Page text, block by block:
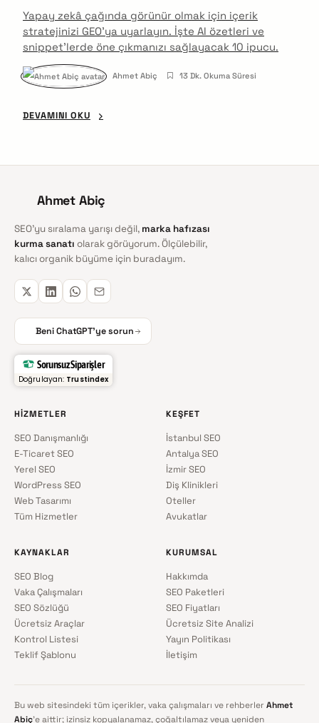
Yapay zekâ çağında görünür olmak için içerik
stratejinizi GEO’ya uyarlayın. İşte AI özetleri ve
snippet’lerde öne çıkmanızı sağlayacak 10 ipucu.
Ahmet Abiç 13 Dk. Okuma Süresi
DEVAMINI OKU
Ahmet Abiç
SEO'yu sıralama yarışı değil, marka hafızası
kurma sanatı olarak görüyorum. Ölçülebilir,
kalıcı organik büyüme için buradayım.
Beni ChatGPT'ye sorun
Sorunsuz Siparişler
Doğrulayan: Trustindex
HIZMETLER
SEO Danışmanlığı
E-Ticaret SEO
Yerel SEO
WordPress SEO
Web Tasarımı
Tüm Hizmetler
KEŞFET
İstanbul SEO
Antalya SEO
İzmir SEO
Diş Klinikleri
Oteller
Avukatlar
KAYNAKLAR
SEO Blog
Vaka Çalışmaları
SEO Sözlüğü
Ücretsiz Araçlar
Kontrol Listesi
Teklif Şablonu
KURUMSAL
Hakkımda
SEO Paketleri
SEO Fiyatları
Ücretsiz Site Analizi
Yayın Politikası
İletişim
Bu web sitesindeki tüm içerikler, vaka çalışmaları ve rehberler Ahmet
Abiç'e aittir; izinsiz kopyalanamaz, çoğaltılamaz veya yeniden